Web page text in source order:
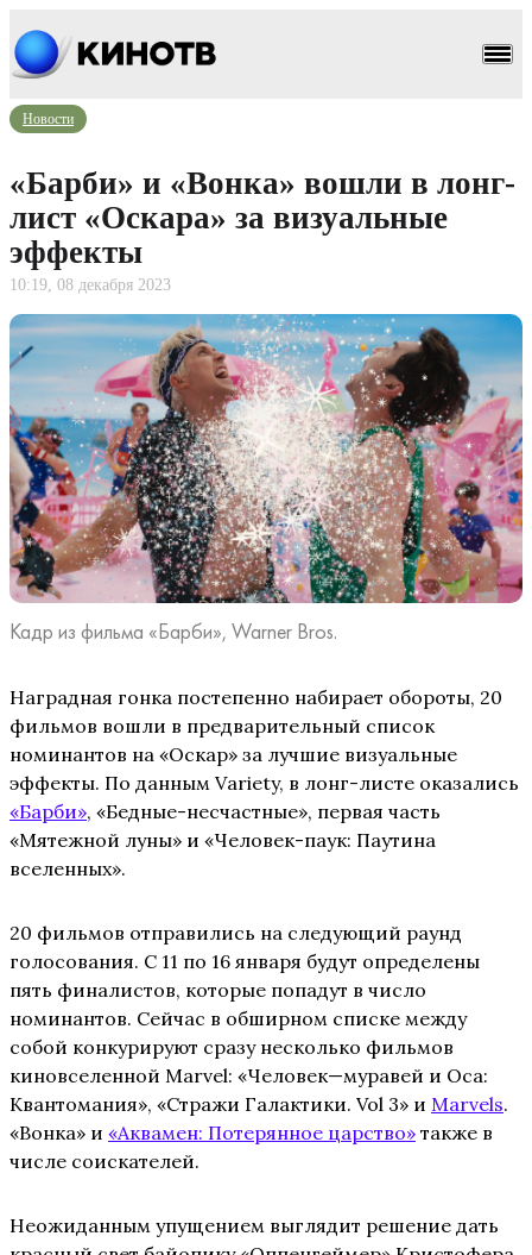
Новости
«Барби» и «Вонка» вошли в лонг-
лист «Оскара» за визуальные
эффекты
10:19, 08 декабря 2023
Кадр из фильма «Барби», Warner Bros.
Наградная гонка постепенно набирает обороты, 20
фильмов вошли в предварительный список
номинантов на «Оскар» за лучшие визуальные
эффекты. По данным Variety, в лонг-листе оказались
«Барби», «Бедные-несчастные», первая часть
«Мятежной луны» и «Человек-паук: Паутина
вселенных».
20 фильмов отправились на следующий раунд
голосования. С 11 по 16 января будут определены
пять финалистов, которые попадут в число
номинантов. Сейчас в обширном списке между
собой конкурируют сразу несколько фильмов
киновселенной Marvel: «Человек—муравей и Оса:
Квантомания», «Стражи Галактики. Vol 3» и Marvels.
«Вонка» и «Аквамен: Потерянное царство» также в
числе соискателей.
Неожиданным упущением выглядит решение дать